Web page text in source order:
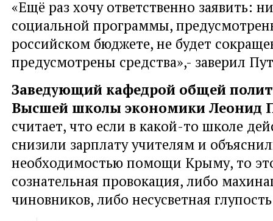
«Ещё раз хочу ответственно заявить:
социальной программы,
российском бюджете, не будет
предусмотрены средства»,- заверил
Заведующий кафедрой общей
Высшей школы экономики Леонид
считает, что если в какой-то школе
снизили зарплату учителям и
необходимостью помощи Крыму, то
сознательная провокация, либо
чиновников, либо несусветная